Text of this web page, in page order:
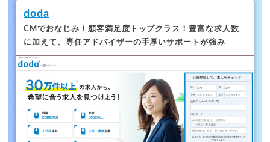
doda
CMでおなじみ！顧客満足度トップクラス！豊富な求人数
に加えて、専任アドバイザーの手厚いサポートが強み